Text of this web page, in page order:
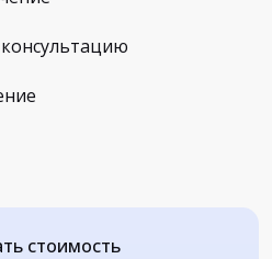
стоимость